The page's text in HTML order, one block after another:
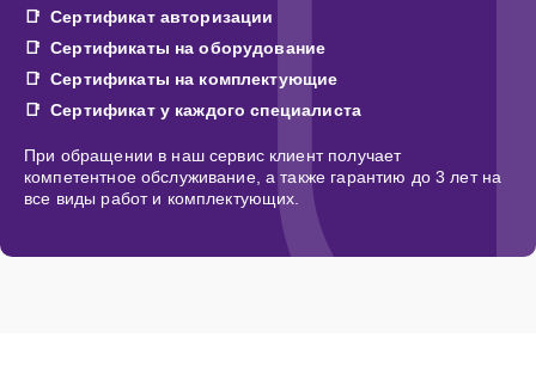
Сертификат авторизации
Сертификаты на оборудование
Сертификаты на комплектующие
Сертификат у каждого специалиста
При обращении в наш сервис клиент получает
компетентное обслуживание, а также гарантию до 3 лет на
все виды работ и комплектующих.